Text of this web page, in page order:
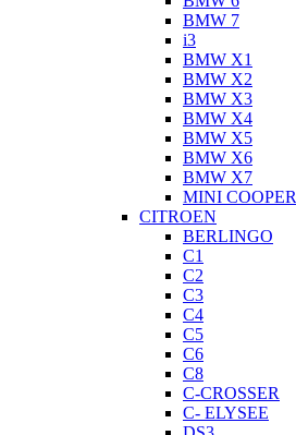
BMW 7
i3
BMW X1
BMW X2
BMW X3
BMW X4
BMW X5
BMW X6
BMW X7
MINI COOPER
CITROEN
BERLINGO
C1
C2
C3
C4
C5
C6
C8
C-CROSSER
C- ELYSEE